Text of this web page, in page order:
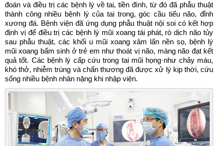
đoán và điều trị các bệnh lý về tai, tiền đình, từ đó đã phẫu thuật
thành công nhiều bệnh lý của tai trong, góc cầu tiểu não, đỉnh
xương đá. Bệnh viện đã ứng dụng phẫu thuật nội soi có kết hợp
định vị để điều trị các bệnh lý mũi xoang tái phát, rò dịch não tủy
sau phẫu thuật, các khối u mũi xoang xâm lấn nền sọ, bệnh lý
mũi xoang bẩm sinh ở trẻ em như thoát vị não, màng não đạt kết
quả tốt. Các bệnh lý cấp cứu trong tai mũi họng·như chảy máu,
khó thở, nhiễm trùng và chấn thương đã được xử lý kịp thời, cứu
sống nhiều bệnh nhân nặng khi nhập viện.